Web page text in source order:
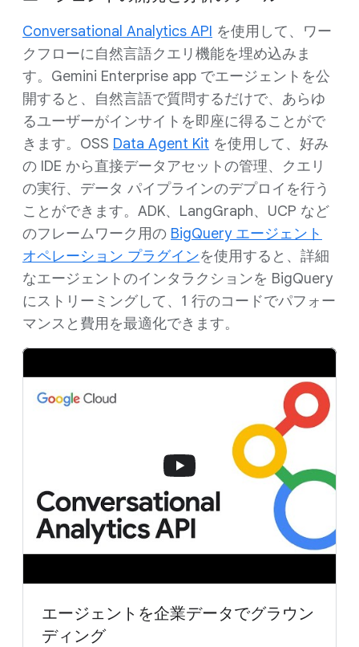
Conversational Analytics API を使用して、ワー
クフローに自然言語クエリ機能を埋め込みま
す。Gemini Enterprise app でエージェントを公
開すると、自然言語で質問するだけで、あらゆ
るユーザーがインサイトを即座に得ることがで
きます。OSS Data Agent Kit を使用して、好み
の IDE から直接データアセットの管理、クエリ
の実行、データ パイプラインのデプロイを行う
ことができます。ADK、LangGraph、UCP など
のフレームワーク用の BigQuery エージェント
オペレーション プラグインを使用すると、詳細
なエージェントのインタラクションを BigQuery
にストリーミングして、1 行のコードでパフォー
マンスと費用を最適化できます。
エージェントを企業データでグラウン
ディング